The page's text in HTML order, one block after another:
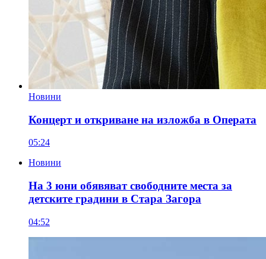
Новини
Концерт и откриване на изложба в Операта
05:24
Новини
На 3 юни обявяват свободните места за
детските градини в Стара Загора
04:52